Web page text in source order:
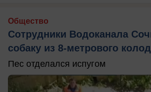
Общество
Сотрудники Водоканала
собаку из 8-метрового
Пес отделался испугом